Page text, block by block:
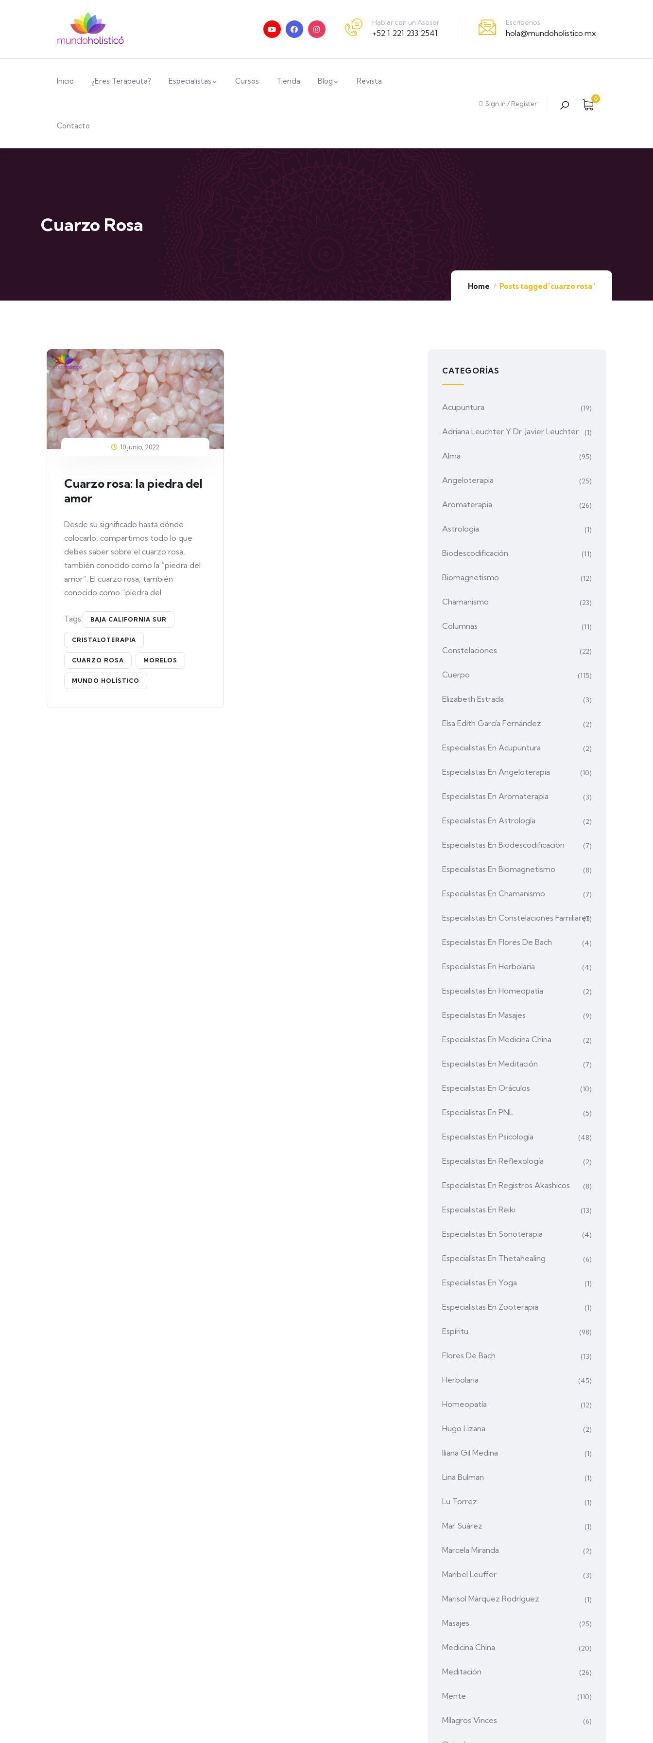
Hablar con un Asesor
+52 1 221 233 2541
Escríbenos
hola@mundoholistico.mx
Inicio ¿Eres Terapeuta? Especialistas Cursos Tienda Blog Revista
Contacto
Sign in / Register
0
Cuarzo Rosa
Home Posts tagged"cuarzo rosa"
10 junio, 2022
Cuarzo rosa: la piedra del
amor
Desde su significado hasta dónde
colocarlo, compartimos todo lo que
debes saber sobre el cuarzo rosa,
también conocido como la “piedra del
amor”. El cuarzo rosa, también
conocido como “piedra del
Tags: BAJA CALIFORNIA SUR
CRISTALOTERAPIA
CUARZO ROSA MORELOS
MUNDO HOLÍSTICO
CATEGORÍAS
Acupuntura (19)
Adriana Leuchter Y Dr. Javier Leuchter (1)
Alma (95)
Angeloterapia (25)
Aromaterapia (26)
Astrología (1)
Biodescodificación (11)
Biomagnetismo (12)
Chamanismo (23)
Columnas (11)
Constelaciones (22)
Cuerpo (115)
Elizabeth Estrada (3)
Elsa Edith García Fernández (2)
Especialistas En Acupuntura (2)
Especialistas En Angeloterapia (10)
Especialistas En Aromaterapia (3)
Especialistas En Astrología (2)
Especialistas En Biodescodificación (7)
Especialistas En Biomagnetismo (8)
Especialistas En Chamanismo (7)
Especialistas En Constelaciones Familiares
(7)
Especialistas En Flores De Bach (4)
Especialistas En Herbolaria (4)
Especialistas En Homeopatía (2)
Especialistas En Masajes (9)
Especialistas En Medicina China (2)
Especialistas En Meditación (7)
Especialistas En Oráculos (10)
Especialistas En PNL (5)
Especialistas En Psicología (48)
Especialistas En Reflexología (2)
Especialistas En Registros Akashicos (8)
Especialistas En Reiki (13)
Especialistas En Sonoterapia (4)
Especialistas En Thetahealing (6)
Especialistas En Yoga (1)
Especialistas En Zooterapia (1)
Espíritu (98)
Flores De Bach (13)
Herbolaria (45)
Homeopatía (12)
Hugo Lizana (2)
Iliana Gil Medina (1)
Lina Bulman (1)
Lu Torrez (1)
Mar Suárez (1)
Marcela Miranda (2)
Maribel Leuffer (3)
Marisol Márquez Rodríguez (1)
Masajes (25)
Medicina China (20)
Meditación (26)
Mente (110)
Milagros Vinces (6)